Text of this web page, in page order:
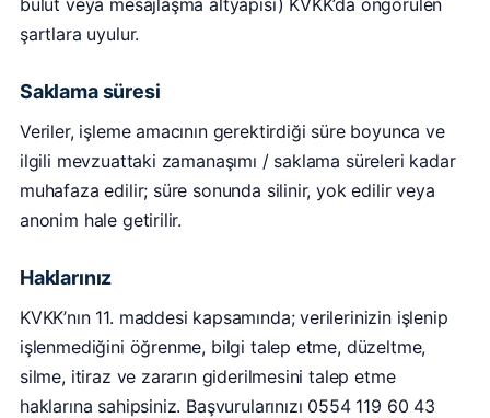
bulut veya mesajlaşma altyapısı) KVKK’da öngörülen
şartlara uyulur.
Saklama süresi
Veriler, işleme amacının gerektirdiği süre boyunca ve
ilgili mevzuattaki zamanaşımı / saklama süreleri kadar
muhafaza edilir; süre sonunda silinir, yok edilir veya
anonim hale getirilir.
Haklarınız
KVKK’nın 11. maddesi kapsamında; verilerinizin işlenip
işlenmediğini öğrenme, bilgi talep etme, düzeltme,
silme, itiraz ve zararın giderilmesini talep etme
haklarına sahipsiniz. Başvurularınızı 0554 119 60 43